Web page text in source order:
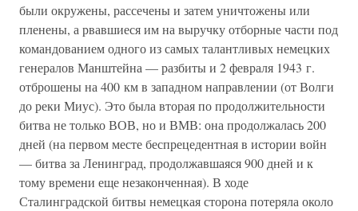
были окружены, рассечены и затем уничтожены или
пленены, а рвавшиеся им на выручку отборные части под
командованием одного из самых талантливых немецких
генералов Манштейна — разбиты и 2 февраля 1943 г.
отброшены на 400 км в западном направлении (от Волги
до реки Миус). Это была вторая по продолжительности
битва не только ВОВ, но и ВМВ: она продолжалась 200
дней (на первом месте беспрецедентная в истории войн
— битва за Ленинград, продолжавшаяся 900 дней и к
тому времени еще незаконченная). В ходе
Сталинградской битвы немецкая сторона потеряла около